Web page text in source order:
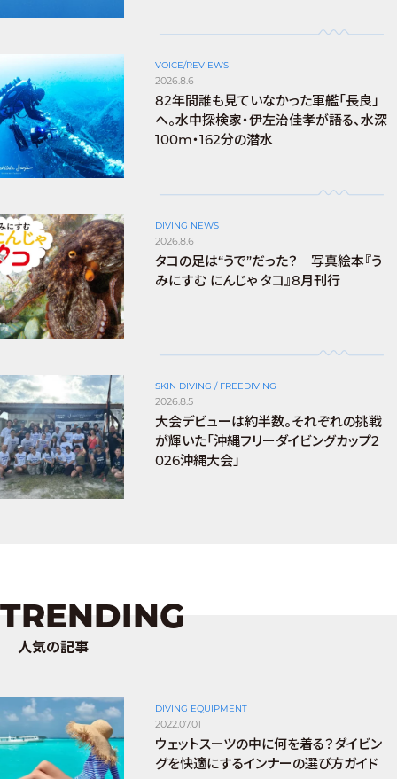
VOICE/REVIEWS
2026.8.6
82年間誰も見ていなかった軍艦「長良」
へ。水中探検家・伊左治佳孝が語る、水深
100m・162分の潜水
DIVING NEWS
2026.8.6
タコの足は“うで”だった？ 写真絵本『う
みにすむ にんじゃ タコ』8月刊行
SKIN DIVING / FREEDIVING
2026.8.5
大会デビューは約半数。それぞれの挑戦
が輝いた「沖縄フリーダイビングカップ2
026沖縄大会」
TRENDING
人気の記事
DIVING EQUIPMENT
2022.07.01
ウェットスーツの中に何を着る？ダイビン
グを快適にするインナーの選び方ガイド